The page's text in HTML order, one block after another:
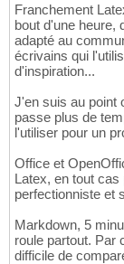
Franchement
bout d'une heure,
adapté au
écrivains qui
d'inspiration...
J'en suis au point
passe plus de
l'utiliser pour un
Office et
Latex, en tout cas
perfectionniste et
Markdown, 5
roule partout. Par
difficile de